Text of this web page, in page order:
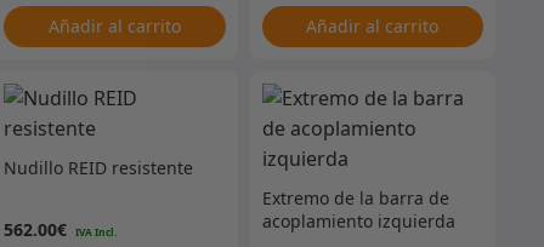
Añadir al carrito Añadir al carrito
Nudillo REID resistente
562.00€
Extremo de la barra de
acoplamiento izquierda